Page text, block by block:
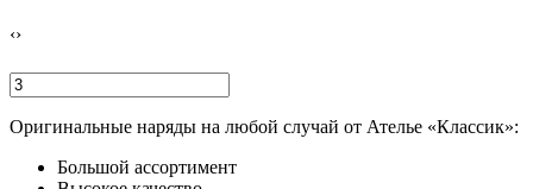
‹›
Оригинальные наряды на любой случай от Ателье «Классик»:
Большой ассортимент